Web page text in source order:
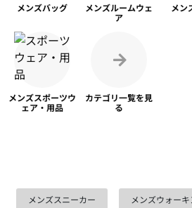
メンズバッグ メンズルームウェ
ア
メン
メンズスポーツウ
ェア・用品
カテゴリ一覧を見
る
メンズスニーカー メンズウォー